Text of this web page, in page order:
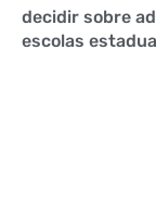
decidir sobre
escolas